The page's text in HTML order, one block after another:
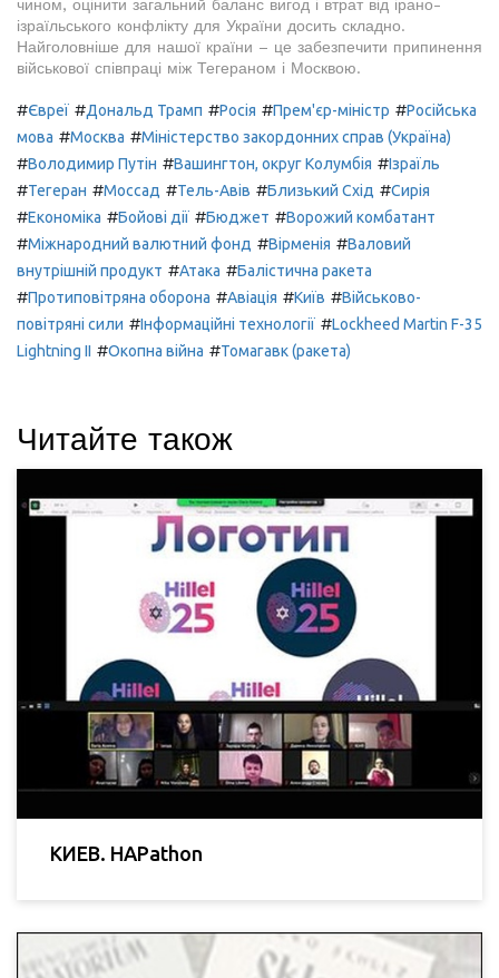
чином, оцінити загальний баланс вигод і втрат від ірано-
ізраїльського конфлікту для України досить складно.
Найголовніше для нашої країни – це забезпечити припинення
військової співпраці між Тегераном і Москвою.
#Євреї #Дональд Трамп #Росія #Прем'єр-міністр #Російська
мова #Москва #Міністерство закордонних справ (Україна)
#Володимир Путін #Вашингтон, округ Колумбія #Ізраїль
#Тегеран #Моссад #Тель-Авів #Близький Схід #Сирія
#Економіка #Бойові дії #Бюджет #Ворожий комбатант
#Міжнародний валютний фонд #Вірменія #Валовий
внутрішній продукт #Атака #Балістична ракета
#Протиповітряна оборона #Авіація #Київ #Військово-
повітряні сили #Інформаційні технології #Lockheed Martin F-35
Lightning II #Окопна війна #Томагавк (ракета)
Читайте також
КИЕВ. HAPathon